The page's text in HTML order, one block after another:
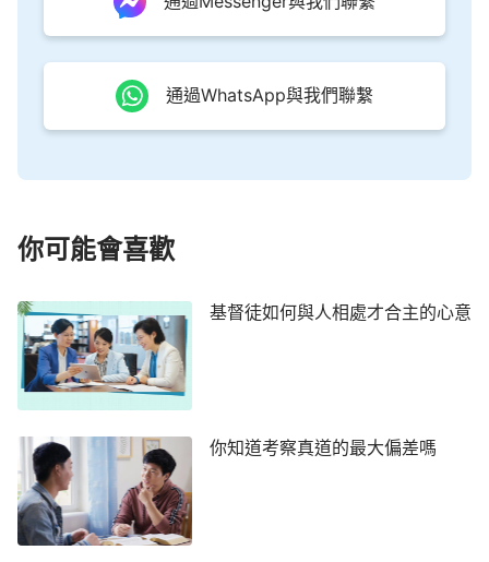
和勇氣。另外，我們還得注重省察自己裡面的
存心目的，當發現有維護自己的臉面或利益時，我們
就要禱告神存著一顆敬畏神的心，接受神的鑒察，有
意識地與自己的敗壞性情爭戰，能夠背叛自己，按照
是；若再多說，就是出於那惡者（或作：就是從惡裡
最真實的想法說出來，我們常常這樣實行，靈裡也就
交通自己的一個小經歷，最近我調到一個新的業
務部門配合工作。一段時間後，我發現這裡的同事業
務知識、能力都很強，個個都出類拔萃，與同事一起
都聽不懂她們偶爾說出來的專業術語，我心裡很著
急，也想開口問問她們，可又擔心同事看出自己業務
水平太差，會貶低小瞧自己，就不敢問了。等再次在
一起探討方案時我就隨聲附和假裝自己都懂了，過後
通過WhatsApp與我們聯繫
你可能會喜歡
基督徒如何與人相處才合主的心意
你知道考察真道的最大偏差嗎